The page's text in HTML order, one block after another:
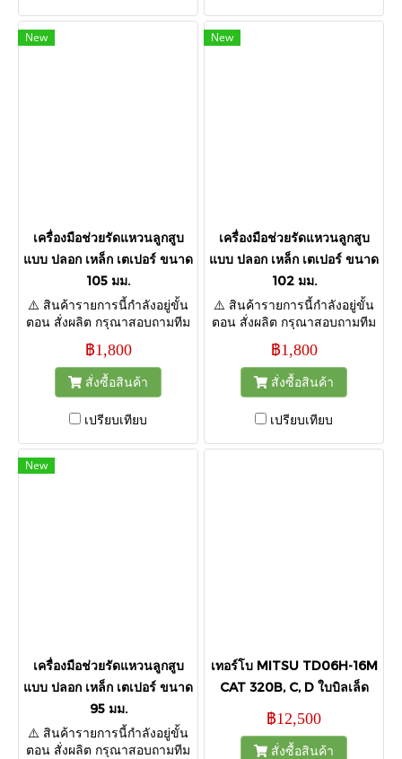
New
เครื่องมือช่วยรัดแหวนลูกสูบ
แบบ ปลอก เหล็ก เตเปอร์ ขนาด
105 มม.
⚠️ สินค้ารายการนี้กำลังอยู่ขั้น
ตอน สั่งผลิต กรุณาสอบถามทีม
กำหนดส่งสินค้า ขอบคุณค่ะ
฿1,800
สั่งซื้อสินค้า
เปรียบเทียบ
New
เครื่องมือช่วยรัดแหวนลูกสูบ
แบบ ปลอก เหล็ก เตเปอร์ ขนาด
102 มม.
⚠️ สินค้ารายการนี้กำลังอยู่ขั้น
ตอน สั่งผลิต กรุณาสอบถามทีม
กำหนดส่งสินค้า ขอบคุณค่ะ
฿1,800
สั่งซื้อสินค้า
เปรียบเทียบ
New
เครื่องมือช่วยรัดแหวนลูกสูบ
แบบ ปลอก เหล็ก เตเปอร์ ขนาด
95 มม.
⚠️ สินค้ารายการนี้กำลังอยู่ขั้น
ตอน สั่งผลิต กรุณาสอบถามทีม
เทอร์โบ MITSU TD06H-16M
CAT 320B, C, D ใบบิลเล็ด
฿12,500
สั่งซื้อสินค้า